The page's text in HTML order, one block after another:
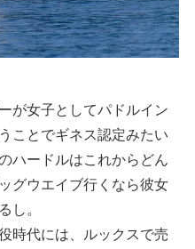
が女子としてパドルイン
ことでギネス認定みたい
ハードルはこれからどん
グウエイブ行くなら彼女
し。
時代には、ルックスで売